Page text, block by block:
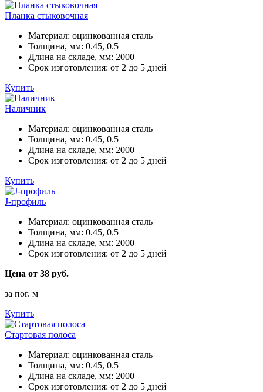
Планка стыковочная
Материал: оцинкованная сталь
Толщина, мм: 0.45, 0.5
Длина на складе, мм: 2000
Срок изготовления: от 2 до 5 дней
Купить
Наличник
Материал: оцинкованная сталь
Толщина, мм: 0.45, 0.5
Длина на складе, мм: 2000
Срок изготовления: от 2 до 5 дней
Купить
J-профиль
Материал: оцинкованная сталь
Толщина, мм: 0.45, 0.5
Длина на складе, мм: 2000
Срок изготовления: от 2 до 5 дней
Цена от 38 руб.
за пог. м
Купить
Стартовая полоса
Материал: оцинкованная сталь
Толщина, мм: 0.45, 0.5
Длина на складе, мм: 2000
Срок изготовления: от 2 до 5 дней